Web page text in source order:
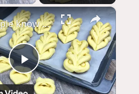
×
P
Few people know this secret! An old baker from France taught me!